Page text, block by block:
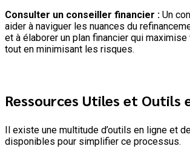
Consulter un conseiller financier : Un
aider à naviguer les nuances du
et à élaborer un plan financier qui
tout en minimisant les risques.
Ressources Utiles et Outils
Il existe une multitude d’outils en ligne et
disponibles pour simplifier ce processus.